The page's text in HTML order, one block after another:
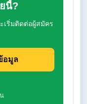
นี้?
เริ่มติดต่อผู้สมัคร
อมูล